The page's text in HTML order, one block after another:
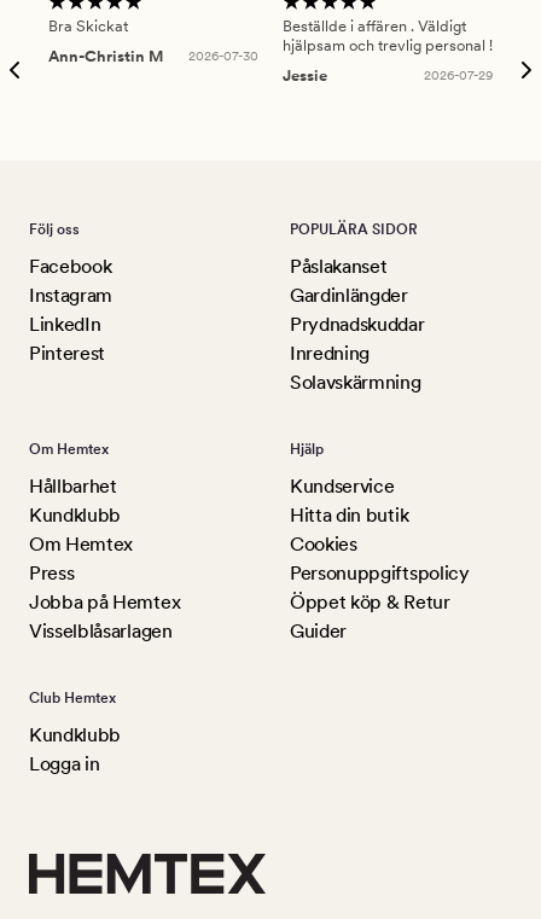
Bra Skickat
Ann-Christin M
2026-07-30
Beställde i affären . Väldigt
hjälpsam och trevlig personal !
Jessie
2026-07-29
Följ oss
Facebook
Instagram
LinkedIn
Pinterest
POPULÄRA SIDOR
Påslakanset
Gardinlängder
Prydnadskuddar
Inredning
Solavskärmning
Om Hemtex
Hållbarhet
Kundklubb
Om Hemtex
Press
Jobba på Hemtex
Visselblåsarlagen
Hjälp
Kundservice
Hitta din butik
Cookies
Personuppgiftspolicy
Öppet köp & Retur
Guider
Club Hemtex
Kundklubb
Logga in